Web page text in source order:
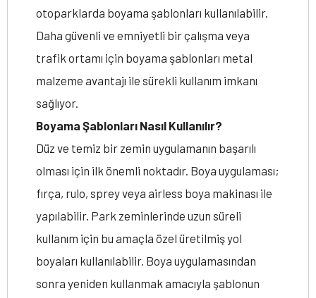
otoparklarda boyama şablonları kullanılabilir.
Daha güvenli ve emniyetli bir çalışma veya
trafik ortamı için boyama şablonları metal
malzeme avantajı ile sürekli kullanım imkanı
sağlıyor.
Boyama Şablonları Nasıl Kullanılır?
Düz ve temiz bir zemin uygulamanın başarılı
olması için ilk önemli noktadır. Boya uygulaması;
fırça, rulo, sprey veya airless boya makinası ile
yapılabilir. Park zeminlerinde uzun süreli
kullanım için bu amaçla özel üretilmiş yol
boyaları kullanılabilir. Boya uygulamasından
sonra yeniden kullanmak amacıyla şablonun